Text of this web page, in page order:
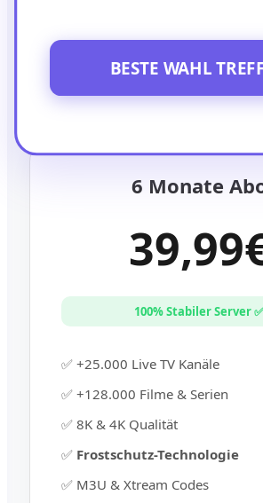
BESTE WAHL
6 Monate
100% Stabiler Server ✅
✅ +25.000 Live TV Kanäle
✅ +128.000 Filme & Serien
✅ 8K & 4K Qualität
✅ Frostschutz-Technologie
✅ M3U & Xtream Codes